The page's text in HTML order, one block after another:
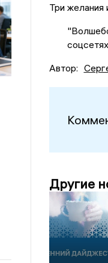
Три желания
Автор:
Другие